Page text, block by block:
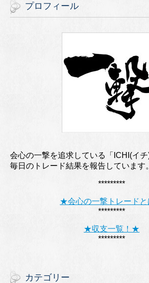
プロフィール
会心の一撃を追求している「ICHI(イチ
毎日のトレード結果を報告しています。
*********
★会心の一撃トレード
*********
★収支一覧！★
*********
カテゴリー